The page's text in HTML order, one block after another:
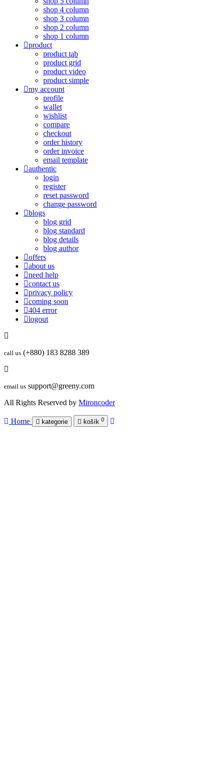
shop 4 column
shop 3 column
shop 2 column
shop 1 column
product
product tab
product grid
product video
product simple
my account
profile
wallet
wishlist
compare
checkout
order history
order invoice
email template
authentic
login
register
reset password
change password
blogs
blog grid
blog standard
blog details
blog author
offers
about us
need help
contact us
privacy policy
coming soon
404 error
logout
call us (+880) 183 8288 389
email us support@greeny.com
All Rights Reserved by Mironcoder
Home kategorie košík 0